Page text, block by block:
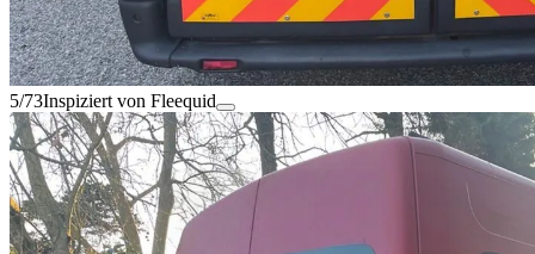
5/73Inspiziert von Fleequid